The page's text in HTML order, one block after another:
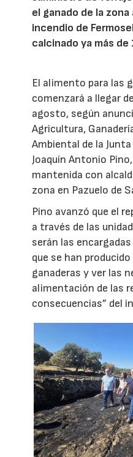
el ganado de la
incendio de
calcinado ya más
El alimento para las
comenzará a llegar
agosto, según
Agricultura,
Ambiental de la
Joaquín Antonio
mantenida con
zona en Pazuelo de
Pino avanzó que el
a través de las
serán las
que se han
ganaderas y ver las
alimentación de las
consecuencias” del